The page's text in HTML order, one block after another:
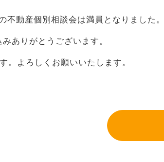
不動産個別相談会は満員となりました。
ありがとうございます。
。よろしくお願いいたします。